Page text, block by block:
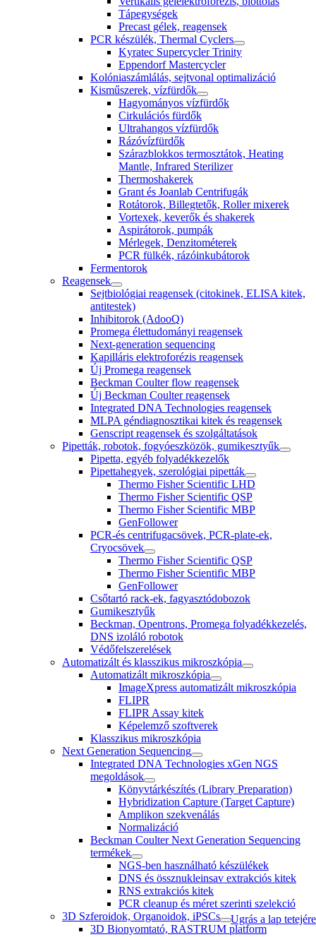
Tápegységek
Precast gélek, reagensek
PCR készülék, Thermal Cyclers
Kyratec Supercycler Trinity
Eppendorf Mastercycler
Kolóniaszámlálás, sejtvonal optimalizáció
Kisműszerek, vízfürdők
Hagyományos vízfürdők
Cirkulációs fürdők
Ultrahangos vízfürdők
Rázóvízfürdők
Szárazblokkos termosztátok, Heating
Mantle, Infrared Sterilizer
Thermoshakerek
Grant és Joanlab Centrifugák
Rotátorok, Billegtetők, Roller mixerek
Vortexek, keverők és shakerek
Aspirátorok, pumpák
Mérlegek, Denzitométerek
PCR fülkék, rázóinkubátorok
Fermentorok
Reagensek
Sejtbiológiai reagensek (citokinek, ELISA kitek,
antitestek)
Inhibitorok (AdooQ)
Promega élettudományi reagensek
Next-generation sequencing
Kapilláris elektroforézis reagensek
Új Promega reagensek
Beckman Coulter flow reagensek
Új Beckman Coulter reagensek
Integrated DNA Technologies reagensek
MLPA géndiagnosztikai kitek és reagensek
Genscript reagensek és szolgáltatások
Pipetták, robotok, fogyóeszközök, gumikesztyűk
Pipetta, egyéb folyadékkezelők
Pipettahegyek, szerológiai pipetták
Thermo Fisher Scientific LHD
Thermo Fisher Scientific QSP
Thermo Fisher Scientific MBP
GenFollower
PCR-és centrifugacsövek, PCR-plate-ek,
Cryocsövek
Thermo Fisher Scientific QSP
Thermo Fisher Scientific MBP
GenFollower
Csőtartó rack-ek, fagyasztódobozok
Gumikesztyűk
Beckman, Opentrons, Promega folyadékkezelés,
DNS izoláló robotok
Védőfelszerelések
Automatizált és klasszikus mikroszkópia
Automatizált mikroszkópia
ImageXpress automatizált mikroszkópia
FLIPR
FLIPR Assay kitek
Képelemző szoftverek
Klasszikus mikroszkópia
Next Generation Sequencing
Integrated DNA Technologies xGen NGS
megoldások
Könyvtárkészítés (Library Preparation)
Hybridization Capture (Target Capture)
Amplikon szekvenálás
Normalizáció
Beckman Coulter Next Generation Sequencing
termékek
NGS-ben használható készülékek
DNS és össznukleinsav extrakciós kitek
RNS extrakciós kitek
PCR cleanup és méret szerinti szelekció
3D Szferoidok, Organoidok, iPSCs
3D Bionyomtató, RASTRUM platform
Ugrás a lap tetejére